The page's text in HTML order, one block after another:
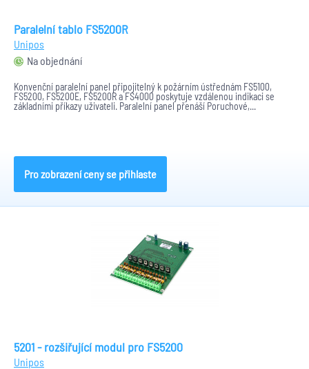
Paralelní tablo FS5200R
Unipos
Na objednání
Konvenční paralelní panel připojitelný k požárním ústřednám FS5100,
FS5200, FS5200E, FS5200R a FS4000 poskytuje vzdálenou indikaci se
základními příkazy uživateli. Paralelní panel přenáší Poruchové,...
Pro zobrazení ceny se přihlaste
5201 - rozšiřující modul pro FS5200
Unipos